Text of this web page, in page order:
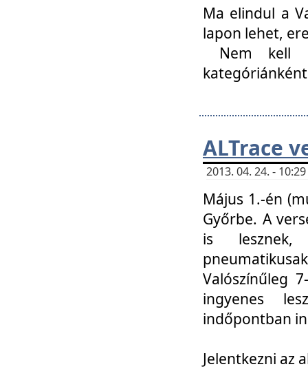
Ma elindul a
lapon lehet,
Nem kell
ALTrace
2013. 04. 24. -
Május 1.-én
Győrbe. A
is lesznek,
Valószínűleg
ingyenes
indőpontban
Jelentkezni az